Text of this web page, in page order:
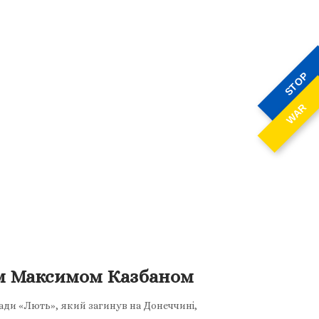
STOP
WAR
Максимом Казбаном
«Лють», який загинув на Донеччині,